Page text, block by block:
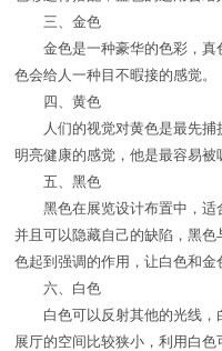
三、金色
金色是一种豪华的色彩，真
色会给人一种目不暇接的感觉。
四、黄色
人们的视觉对黄色是最先捕
明亮健康的感觉，他是最容易被
五、黑色
黑色在展览设计布置中，适
并且可以隐藏自己的缺陷，黑
色起到强调的作用，让白色和金
六、白色
白色可以反射其他的光线，
展厅的空间比较狭小，利用白色